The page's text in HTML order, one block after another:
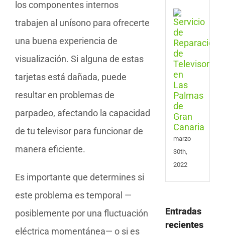
los componentes internos
trabajen al unísono para ofrecerte
una buena experiencia de
visualización. Si alguna de estas
tarjetas está dañada, puede
resultar en problemas de
parpadeo, afectando la capacidad
de tu televisor para funcionar de
manera eficiente.
Es importante que determines si
este problema es temporal —
posiblemente por una fluctuación
eléctrica momentánea— o si es
en
marzo
30th,
2022
Entradas
recientes